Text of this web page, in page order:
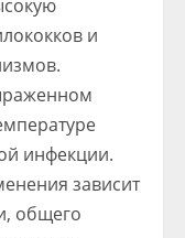
и
инфекции.
зависит
общего